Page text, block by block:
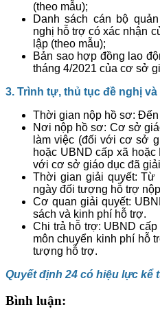
(theo mẫu);
Danh sách cán bộ
nghị hỗ trợ có xác nhận
lập (theo mẫu);
Bản sao hợp đồng lao
tháng 4/2021 của cơ sở
3. Trình tự, thủ tục đề nghị
Thời gian nộp hồ sơ: Đến
Nơi nộp hồ sơ: Cơ sở
làm việc (đối với cơ sở
hoặc UBND cấp xã
với cơ sở giáo dục đã
Thời gian giải quyết:
ngày đối tượng hỗ trợ
Cơ quan giải quyết:
sách và kinh phí hỗ trợ.
Chi trả hỗ trợ: UBND
môn chuyển kinh phí hỗ
tượng hỗ trợ.
Quyết định 24 có hiệu lực kể
Bình luận: